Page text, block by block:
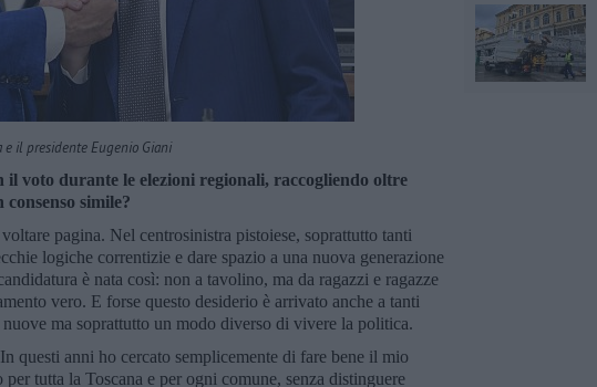
e il presidente Eugenio Giani
il voto durante le elezioni regionali, raccogliendo oltre
simile?
pagina. Nel centrosinistra pistoiese, soprattutto tanti
logiche correntizie e dare spazio a una nuova generazione
è nata così: non a tavolino, ma da ragazzi e ragazze
vero. E forse questo desiderio è arrivato anche a tanti
ma soprattutto un modo diverso di vivere la politica.
questi anni ho cercato semplicemente di fare bene il mio
tutta la Toscana e per ogni comune, senza distinguere